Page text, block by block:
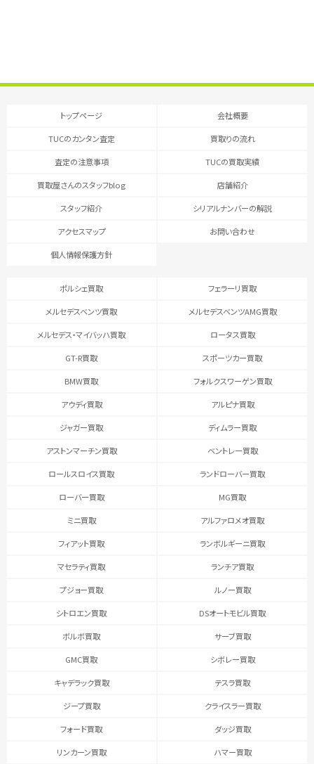
トップページ 会社概要
TUCのカンタン査定 買取りの流れ
査定の注意事項 TUCの買取実績
買取屋さんのスタッフblog 店舗紹介
スタッフ紹介 シリアルナンバーの解説
アクセスマップ お問い合わせ
個人情報保護方針
ポルシェ買取 フェラーリ買取
メルセデスベンツ買取 メルセデスベンツAMG買取
メルセデス・マイバッハ買取 ロータス買取
GT-R買取 スポーツカー買取
BMW買取 フォルクスワーゲン買取
アウディ買取 アルピナ買取
ジャガー買取 ディムラー買取
アストンマーチン買取 ベントレー買取
ロールスロイス買取 ランドローバー買取
ローバー買取 MG買取
ミニ買取 アルファロメオ買取
フィアット買取 ランボルギーニ買取
マセラティ買取 ランチア買取
プジョー買取 ルノー買取
シトロエン買取 DSオートモビル買取
ボルボ買取 サーブ買取
GMC買取 シボレー買取
キャデラック買取 テスラ買取
ジープ買取 クライスラー買取
フォード買取 ダッジ買取
リンカーン買取 ハマー買取